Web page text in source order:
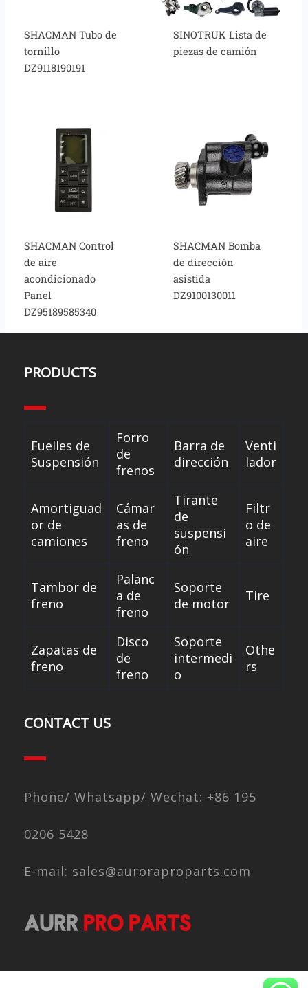
SHACMAN Tubo de
tornillo
DZ9118190191
SINOTRUK Lista de
piezas de camión
SHACMAN Control
de aire
acondicionado
Panel
DZ95189585340
SHACMAN Bomba
de dirección
asistida
DZ9100130011
PRODUCTS
Fuelles de
Suspensión
Forro
de
frenos
Barra de
dirección
Venti
lador
Amortiguad
or de
camiones
Cámar
as de
freno
Tirante
de
suspensi
ón
Filtr
o de
aire
Tambor de
freno
Palanc
a de
freno
Soporte
de motor
Tire
Zapatas de
freno
Disco
de
freno
Soporte
intermedi
o
Othe
rs
CONTACT US
Phone/ Whatsapp/ Wechat: +86 195
0206 5428
E-mail: sales@auroraproparts.com